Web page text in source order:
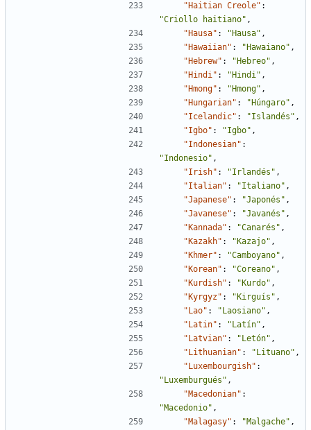
"Haitian Creole" :
"Criollo haitiano" ,
"Hausa" : "Hausa" ,
"Hawaiian" : "Hawaiano" ,
"Hebrew" : "Hebreo" ,
"Hindi" : "Hindi" ,
"Hmong" : "Hmong" ,
"Hungarian" : "Húngaro" ,
"Icelandic" : "Islandés" ,
"Igbo" : "Igbo" ,
"Indonesian" :
"Indonesio" ,
"Irish" : "Irlandés" ,
"Italian" : "Italiano" ,
"Japanese" : "Japonés" ,
"Javanese" : "Javanés" ,
"Kannada" : "Canarés" ,
"Kazakh" : "Kazajo" ,
"Khmer" : "Camboyano" ,
"Korean" : "Coreano" ,
"Kurdish" : "Kurdo" ,
"Kyrgyz" : "Kirguís" ,
"Lao" : "Laosiano" ,
"Latin" : "Latín" ,
"Latvian" : "Letón" ,
"Lithuanian" : "Lituano" ,
"Luxembourgish" :
"Luxemburgués" ,
"Macedonian" :
"Macedonio" ,
"Malagasy" : "Malgache" ,